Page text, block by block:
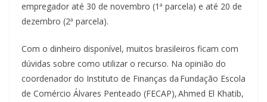
empregador até 30 de novembro (1ª parcela) e até 20 de
dezembro (2ª parcela).
Com o dinheiro disponível, muitos brasileiros ficam com
dúvidas sobre como utilizar o recurso. Na opinião do
coordenador do Instituto de Finanças da Fundação Escola
de Comércio Álvares Penteado (FECAP), Ahmed El Khatib,